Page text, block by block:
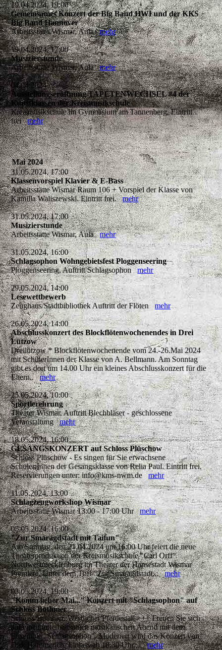
19.04.2024, 19:00
Gemeinsames Konzert der Big Band HWI und der KKS
Big Band Hannover
Arbeitsstätte Wismar, Aulamehr
19.04.2024, 17:00
Musizierstunde
Arbeitsstätte Wismar, Aulamehr
04.04.2024
Ausstellungseröffnung TAPETENWECHSEL #4 der
Kunstklassen der Kreismusikschule
Kreismusikschule im Gymnasium am Tannenberg, Eintritt
freimehr
Mai 2024
31.05.2024, 17:00
Klassenvorspiel Klavier & E-Bass
Arbeitsstätte Wismar Raum 106 + Vorspiel der Klasse von
Kamilla Waliszewski. Eintritt frei.mehr
31.05.2024, 17:00
Musizierstunde
Arbeitsstätte Wismar, Aulamehr
31.05.2024, 16:00
Schlagsophon Wohngebietsfest Ploggenseering
Ploggenseering, Auftritt Schlagsophonmehr
29.05.2024, 14:00
Lesewettbewerb
Zeughaus/Stadtbibliothek Auftritt der Flötenmehr
26.05.2024, 14:00
Abschlusskonzert des Blockflötenwochenendes in Drei
Lützow
Dreilützow * Blockflötenwochenende vom 24.-26.Mai 2024
mit SchülerInnen der Klasse von A. Bellmann. Am Sonntag
gibt es dort um 14.00 Uhr ein kleines Abschlusskonzert für die
Eltern..mehr
25.05.2024, 10:00
Sportlerehrung
Theater Wismar, Auftritt Blechbläser - geschlossene
Veranstaltungmehr
18.05.2024, 16:00
GESANGSKONZERT auf Schloss Plüschow
Schloss Plüschow - Es singen für Sie erwachsene
Schüler:Innen der Gesangsklasse von Relia Paul. Eintritt frei.
Reservierungen unter: info@kms-nwm.demehr
11.05.2024, 13:00
Schlagzeugworkshop Wismar
Arbeitsstätte Wismar 13:00 - 17:00 Uhrmehr
05.05.2024, 16:00
"Zur Smaragdstadt mit Taifun"
Am Sonntag, den 21.04.2024 um 16:00 Uhr feiert die neue
Theaterproduktion der Kreismusikschule "Carl Orff"
Nordwestmecklenburg im Theater der Hansestadt Wismar
Premiere. Unter dem Titel "Zur Smaragdstadt...mehr
03.05.2024, 19:00
"Komm lieber Mai..." Konzert mit "Schlagsophon" auf
Schloss Bothmer
Schloss Bothmer, Westlicher Pferdestall +++ Freuen Sie sich
auf einen unterhaltsamen musikalischen Abend mit dem
Ensemble "Schlagsophon". Moderiert wird das Konzert von
Dirk Hammerich. Einlass ab 18.30 Uhr,...mehr